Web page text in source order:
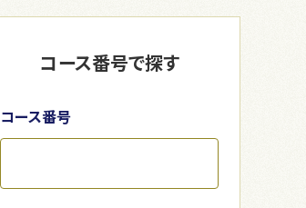
コース番号で探す
コース番号